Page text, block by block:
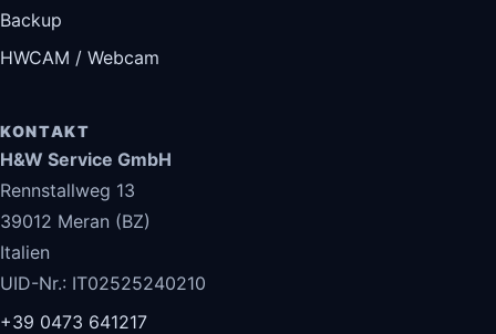
Backup
HWCAM / Webcam
KONTAKT
H&W Service GmbH
Rennstallweg 13
39012 Meran (BZ)
Italien
UID-Nr.: IT02525240210
+39 0473 641217